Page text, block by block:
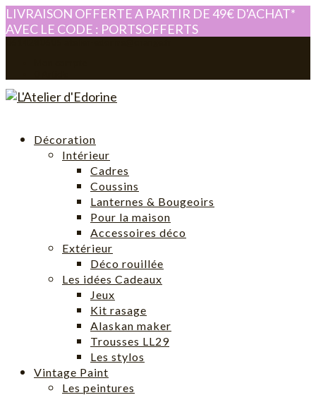
LIVRAISON OFFERTE A PARTIR DE 49€ D'ACHAT*
AVEC LE CODE : PORTSOFFERTS
Décoration
Intérieur
Cadres
Coussins
Lanternes & Bougeoirs
Pour la maison
Accessoires déco
Extérieur
Déco rouillée
Les idées Cadeaux
Jeux
Kit rasage
Alaskan maker
Trousses LL29
Les stylos
Vintage Paint
Les peintures